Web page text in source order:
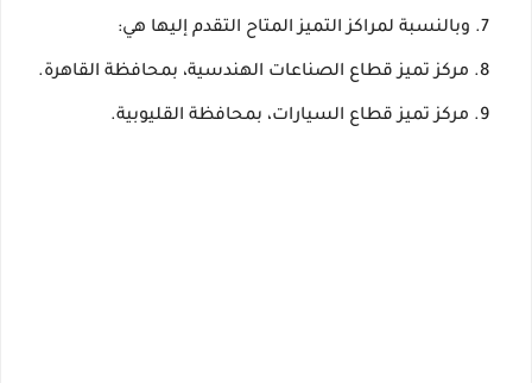
وبالنسبة لمراكز التميز المتاح التقدم إليها هي:
مركز تميز قطاع الصناعات الهندسية، بمحافظة القاهرة.
مركز تميز قطاع السيارات، بمحافظة القليوبية.